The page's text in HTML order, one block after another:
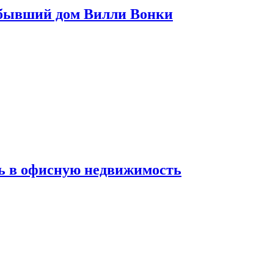
дом Вилли Вонки
в офисную недвижимость